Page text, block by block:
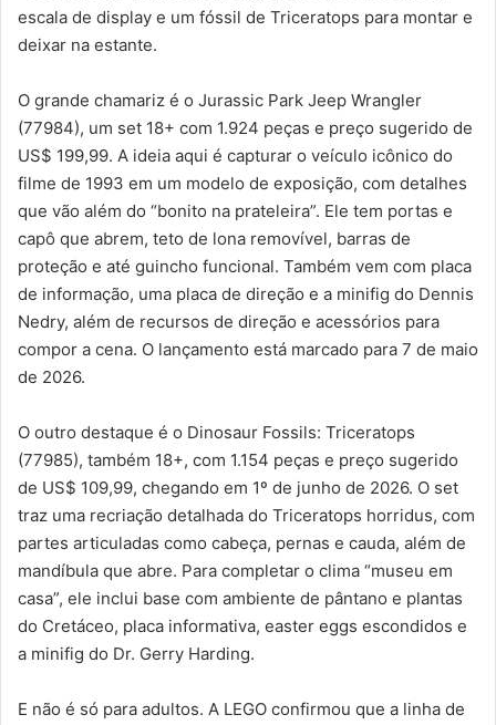
escala de display e um fóssil de Triceratops para montar e
deixar na estante.
O grande chamariz é o Jurassic Park Jeep Wrangler
(77984), um set 18+ com 1.924 peças e preço sugerido de
US$ 199,99. A ideia aqui é capturar o veículo icônico do
filme de 1993 em um modelo de exposição, com detalhes
que vão além do “bonito na prateleira”. Ele tem portas e
capô que abrem, teto de lona removível, barras de
proteção e até guincho funcional. Também vem com placa
de informação, uma placa de direção e a minifig do Dennis
Nedry, além de recursos de direção e acessórios para
compor a cena. O lançamento está marcado para 7 de maio
de 2026.
O outro destaque é o Dinosaur Fossils: Triceratops
(77985), também 18+, com 1.154 peças e preço sugerido
de US$ 109,99, chegando em 1º de junho de 2026. O set
traz uma recriação detalhada do Triceratops horridus, com
partes articuladas como cabeça, pernas e cauda, além de
mandíbula que abre. Para completar o clima “museu em
casa”, ele inclui base com ambiente de pântano e plantas
do Cretáceo, placa informativa, easter eggs escondidos e
a minifig do Dr. Gerry Harding.
E não é só para adultos. A LEGO confirmou que a linha de